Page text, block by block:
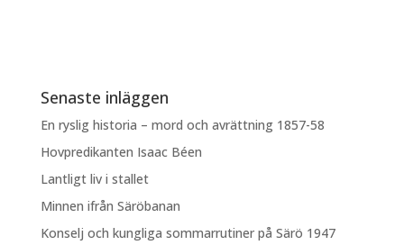
Senaste inläggen
En ryslig historia – mord och avrättning 1857-58
Hovpredikanten Isaac Béen
Lantligt liv i stallet
Minnen ifrån Säröbanan
Konselj och kungliga sommarrutiner på Särö 1947